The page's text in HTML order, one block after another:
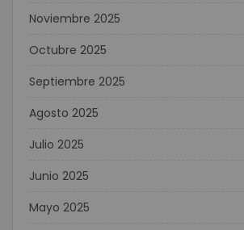
Noviembre 2025
Octubre 2025
Septiembre 2025
Agosto 2025
Julio 2025
Junio 2025
Mayo 2025